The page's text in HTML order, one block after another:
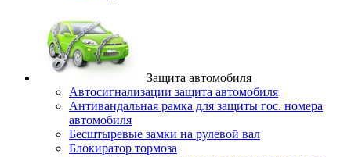
Защита автомобиля
Автосигнализации защита автомобиля
Антивандальная рамка для защиты гос. номера
автомобиля
Бесштыревые замки на рулевой вал
Блокиратор тормоза